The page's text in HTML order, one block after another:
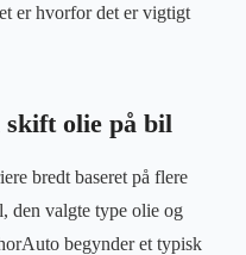
er hvorfor det er vigtigt
skift olie på bil
bredt baseret på flere
den valgte type olie og
begynder et typisk